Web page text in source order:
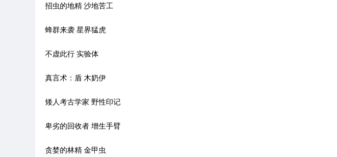
招虫的地精 沙地苦工
蜂群来袭 星界猛虎
不虚此行 实验体
真言术：盾 木奶伊
矮人考古学家 野性印记
卑劣的回收者 增生手臂
贪婪的林精 金甲虫